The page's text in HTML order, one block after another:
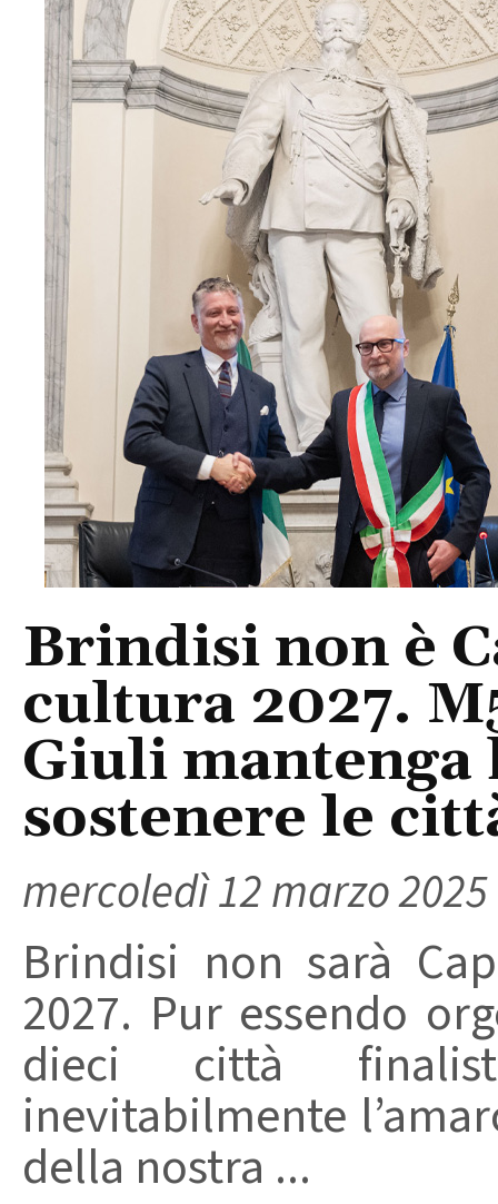
Brindisi non è
cultura 2027.
Giuli mantenga
sostenere le
mercoledì 12 marzo 2025
Brindisi non sarà
2027. Pur essendo
dieci città
inevitabilmente
della nostra ...